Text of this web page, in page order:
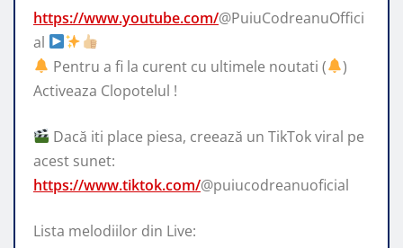
https://www.youtube.com/@PuiuCodreanuOffici
al
Pentru a fi la curent cu ultimele noutati (
)
Activeaza Clopotelul !
Dacă iti place piesa, creează un TikTok viral pe
acest sunet:
https://www.tiktok.com/@puiucodreanuoficial
Lista melodiilor din Live: